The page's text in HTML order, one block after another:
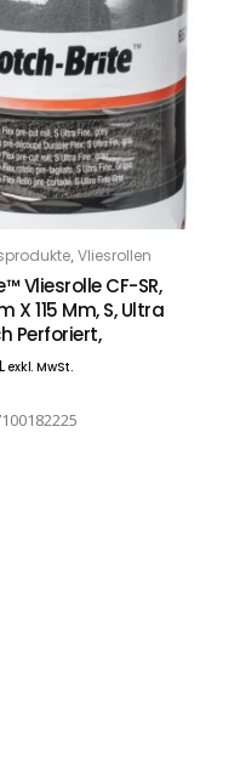
,Vliesrollen
Vliesrolle CF-SR,
X 115 Mm, S, Ultra
Perforiert,
exkl. MwSt.